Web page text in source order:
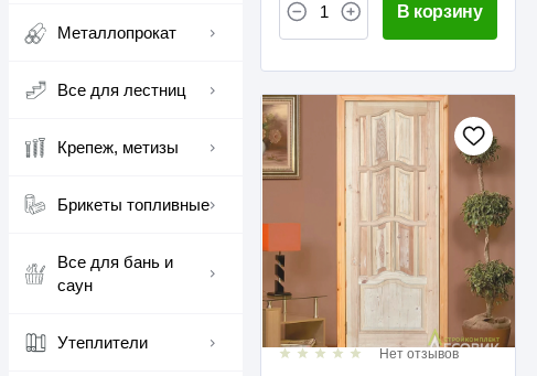
Металлопрокат
Все для лестниц
Крепеж, метизы
Брикеты топливные
Все для бань и
саун
Утеплители
В корзину
Нет отзывов